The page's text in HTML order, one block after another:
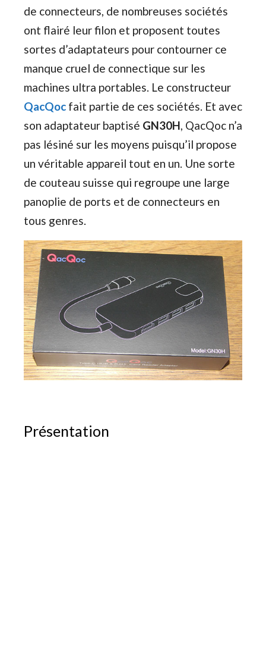
de connecteurs, de nombreuses sociétés
ont flairé leur filon et proposent toutes
sortes d’adaptateurs pour contourner ce
manque cruel de connectique sur les
machines ultra portables. Le constructeur
QacQoc fait partie de ces sociétés. Et avec
son adaptateur baptisé GN30H, QacQoc n’a
pas lésiné sur les moyens puisqu’il propose
un véritable appareil tout en un. Une sorte
de couteau suisse qui regroupe une large
panoplie de ports et de connecteurs en
tous genres.
Présentation